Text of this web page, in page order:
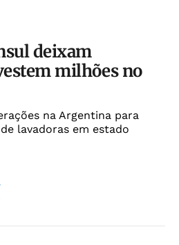
deixam
milhões no
na Argentina para
lavadoras em estado